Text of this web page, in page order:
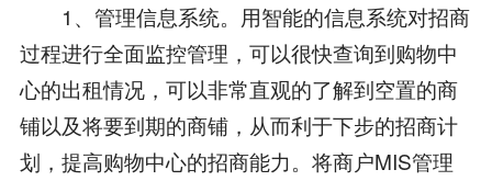
1、管理信息系统。用智能的信息系统对招商
过程进行全面监控管理，可以很快查询到购物中
心的出租情况，可以非常直观的了解到空置的商
铺以及将要到期的商铺，从而利于下步的招商计
划，提高购物中心的招商能力。将商户MIS管理